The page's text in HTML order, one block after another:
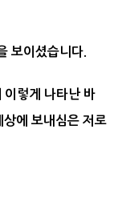
보이셨습니다
이렇게 나타난 바
상에 보내심은 저로